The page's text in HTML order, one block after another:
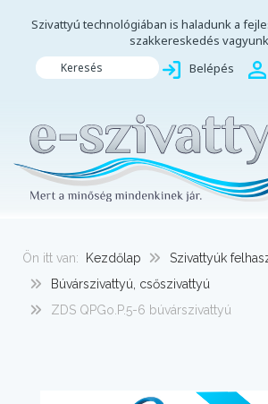
Szivattyú technológiában is haladunk a
szakkereskedés
Keresés Belépés
Ön itt van: Kezdőlap
Szivattyúk
Búvárszivattyú, csőszivattyú
ZDS QPGo.P.5-6 búvárszivattyú